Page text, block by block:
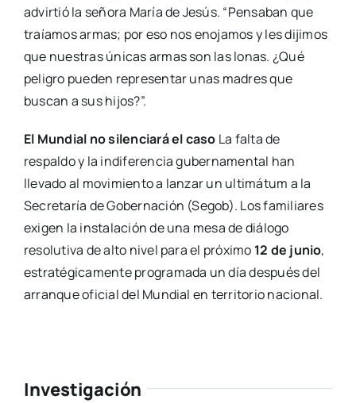
advirtió la señora María de Jesús. “Pensaban que
traíamos armas; por eso nos enojamos y les dijimos
que nuestras únicas armas son las lonas. ¿Qué
peligro pueden representar unas madres que
buscan a sus hijos?”.
El Mundial no silenciará el caso La falta de
respaldo y la indiferencia gubernamental han
llevado al movimiento a lanzar un ultimátum a la
Secretaría de Gobernación (Segob). Los familiares
exigen la instalación de una mesa de diálogo
resolutiva de alto nivel para el próximo 12 de junio,
estratégicamente programada un día después del
arranque oficial del Mundial en territorio nacional.
Investigación